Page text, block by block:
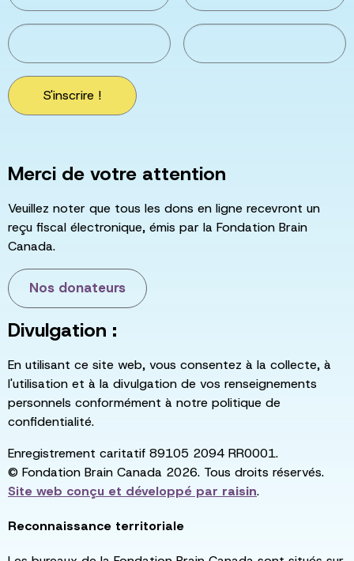
S'inscrire !
Merci de votre attention
Veuillez noter que tous les dons en ligne recevront un
reçu fiscal électronique, émis par la Fondation Brain
Canada.
Nos donateurs
Divulgation :
En utilisant ce site web, vous consentez à la collecte, à
l'utilisation et à la divulgation de vos renseignements
personnels conformément à notre politique de
confidentialité.
Enregistrement caritatif 89105 2094 RR0001.
© Fondation Brain Canada 2026. Tous droits réservés.
Site web conçu et développé par raisin.
Reconnaissance territoriale